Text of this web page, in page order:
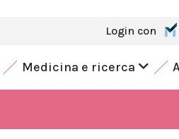
Login con
Medicina e ricerca